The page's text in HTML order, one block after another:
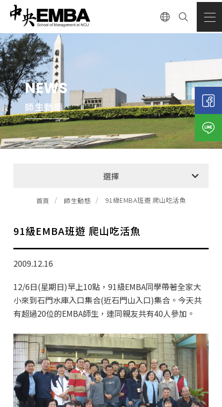
NEWS
師生動態
選擇
全部消息
EMBA招生公告
學分班招生公告
行政公告
企業導師計畫
首頁 師生動態 91級EMBA班遊 爬山吃活魚
91級EMBA班遊 爬山吃活魚
2009.12.16
12/6日(星期日)早上10點，91級EMBA同學帶著全家大
小來到石門水庫入口集合(近石門山入口)集合。今天共
有超過20位的EMBA師生，連同親友共有40人參加。